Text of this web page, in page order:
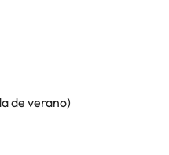
de verano)